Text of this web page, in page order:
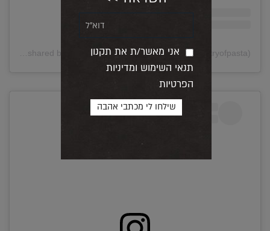
אני מאשר/ת את תקנון
תנאי השימוש ומדיניות
הפרטיות